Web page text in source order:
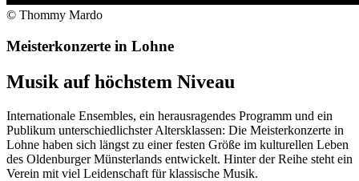
© Thommy Mardo
Meisterkonzerte in Lohne
Musik auf höchstem Niveau
Internationale Ensembles, ein herausragendes Programm und ein
Publikum unterschiedlichster Altersklassen: Die Meisterkonzerte in
Lohne haben sich längst zu einer festen Größe im kulturellen Leben
des Oldenburger Münsterlands entwickelt. Hinter der Reihe steht ein
Verein mit viel Leidenschaft für klassische Musik.